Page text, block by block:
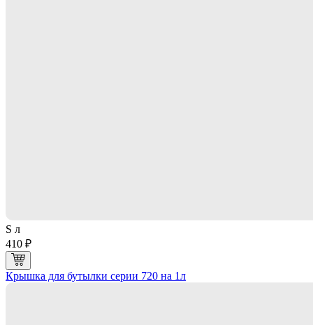
S л
410 ₽
Крышка для бутылки серии 720 на 1л